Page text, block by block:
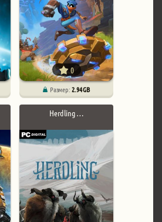
0
Размер:2.94 GB
Herdling …